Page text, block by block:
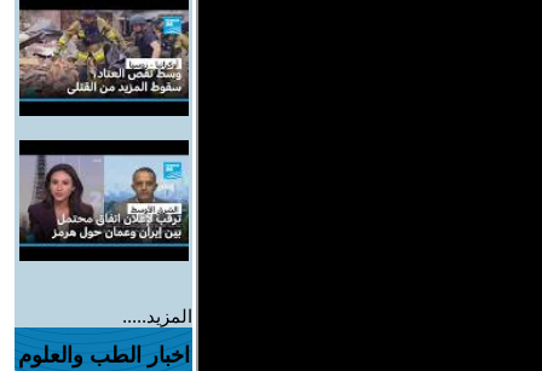
المزيد.....
اخبار الطب والعلوم